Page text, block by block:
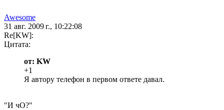
Awesome
31 авг. 2009 г., 10:22:08
Re[KW]:
Цитата:
от: KW
+1
Я автору телефон в первом ответе давал.
"И чО?"